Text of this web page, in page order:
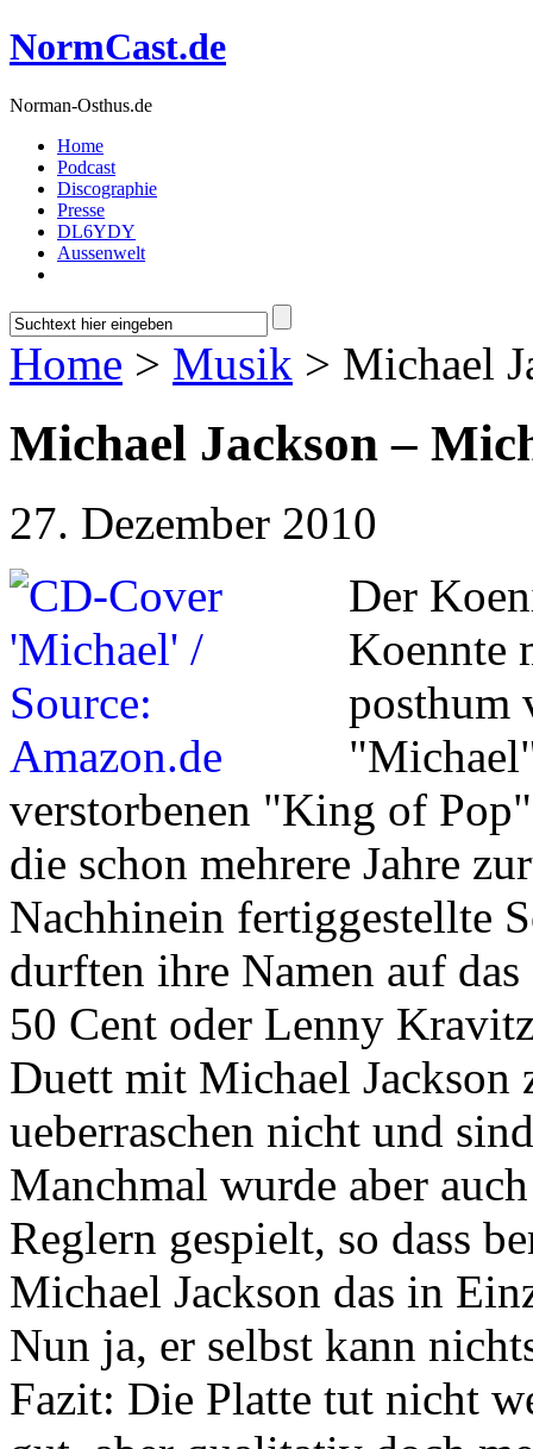
NormCast.de
Norman-Osthus.de
Home
Podcast
Discographie
Presse
DL6YDY
Aussenwelt
Home > Musik > Michael
Michael Jackson –
27. Dezember 2010
Der
Koennte
posthum
verstorbenen "King of
die schon mehrere Jahre
Nachhinein fertiggestellte
durften ihre Namen auf
50 Cent oder Lenny
Duett mit Michael Jackson
ueberraschen nicht und
Manchmal wurde aber
Reglern gespielt, so dass
Michael Jackson das in
Nun ja, er selbst kann
Fazit: Die Platte tut nicht